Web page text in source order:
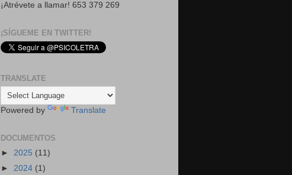
¡Atrévete a llamar! 653 379 269
¡SÍGUEME EN TWITTER!
TRANSLATE
Powered by Translate
DOCUMENTOS
► 2025 (11)
► 2024 (1)